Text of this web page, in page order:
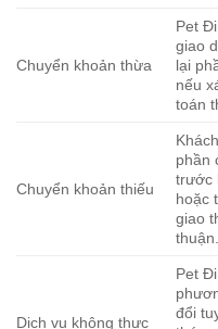
Chuyển khoản thừa
Pet
giao
lại
nếu
toán
Chuyển khoản thiếu
phần
trước
hoặc
giao
thuận.
Dịch vụ không thực
Pet
đổi